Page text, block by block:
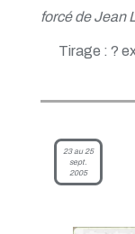
forcé de Jean
Tirage : ?
23 au 25
sept.
2005